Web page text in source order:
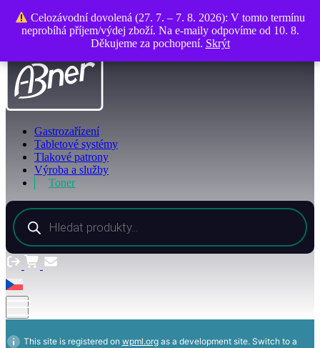
O společnosti
Kontakty
Gastrozařízení
Tabletové systémy
Tlakové patrony
Výroba a služby
Toner
Products
search
Celozávodní dovolená (27. 7. – 7. 8. 2026): V tomto termínu
neprobíhá příjem/výdej zboží. Na e-maily odpovíme od 10. 8.
Děkujeme za pochopení. Skrýt
This site is registered on wpml.orgas a development site. Switch to a
Celozávodní dovolená (27. 7. – 7. 8. 2026): V tomto termínu
neprobíhá příjem/výdej zboží. Na e-maily odpovíme od 10. 8.
Děkujeme za pochopení. Skrýt